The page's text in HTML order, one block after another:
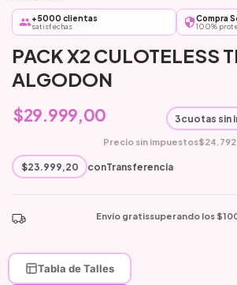
+5000 clientas
satisfechas
Compra
100%
PACK X2 CULOTELESS
ALGODON
$29.999,00 3cuotas sin
Precio sin impuestos
$23.999,20 conTransferencia
Envío gratissuperando los
Tabla de Talles